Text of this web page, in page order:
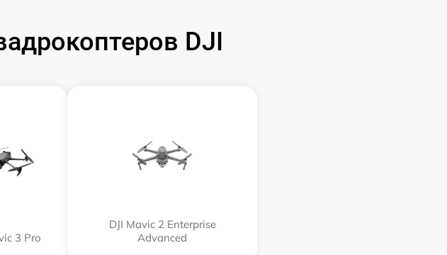
DJI
3 Pro
DJI Mavic 2 Enterprise
Advanced